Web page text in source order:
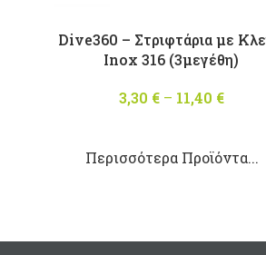
Dive360 – Στριφτάρια με
Inox 316 (3μεγέθη)
3,30 € – 11,40 €
Περισσότερα Προϊόντα...